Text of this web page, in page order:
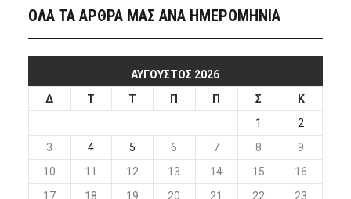
ΟΛΑ ΤΑ ΑΡΘΡΑ ΜΑΣ ΑΝΑ ΗΜΕΡΟΜΗΝΙΑ
ΑΎΓΟΥΣΤΟΣ 2026
Δ
Τ Τ Π Π Σ
Κ
1
2
3
4 5 6 7 8
9
10
11 12 13 14 15
16
17
18 19 20 21 22 23